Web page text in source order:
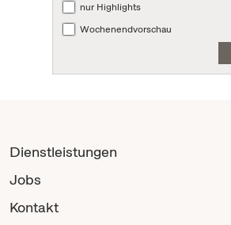
nur Highlights
Wochenendvorschau
Dienstleistungen
Jobs
Kontakt